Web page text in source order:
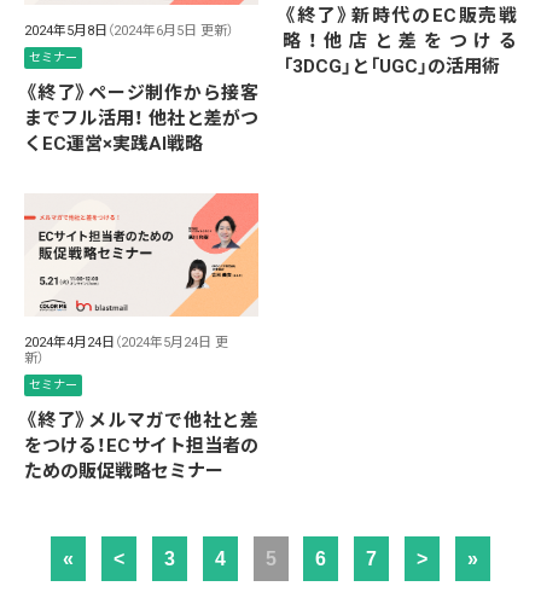
2024年5月8日 （2024年6月5日 更新）
セミナー
《終了》ページ制作から接客
までフル活用！ 他社と差がつ
くEC運営×実践AI戦略
《終了》新時代のEC販売戦
略！他店と差をつける
「3DCG」と「UGC」の活用術
2024年4月24日 （2024年5月24日 更
新）
セミナー
《終了》メルマガで他社と差
をつける！ECサイト担当者の
ための販促戦略セミナー
« < 3 4 5 6 7 > »